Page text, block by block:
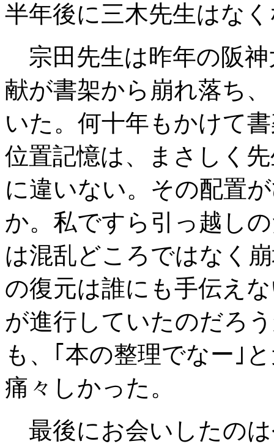
半年後に三木先生はな
宗田先生は昨年の阪神
献が書架から崩れ落ち
いた。何十年もかけて
位置記憶は、まさしく
に違いない。その配置
か。私ですら引っ越し
は混乱どころではなく
の復元は誰にも手伝え
が進行していたのだろ
も、｢本の整理でなー｣
痛々しかった。
最後にお会いしたの